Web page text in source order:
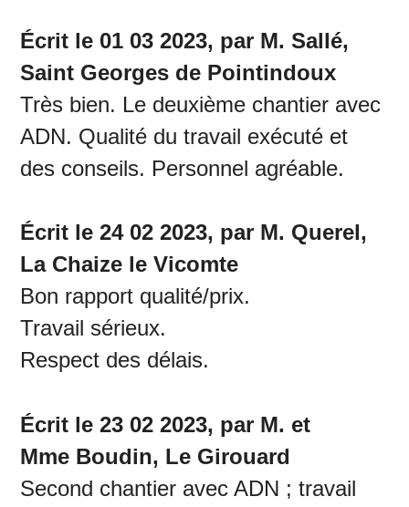
Écrit le 01 03 2023, par M. Sallé,
Saint Georges de Pointindoux
Très bien. Le deuxième chantier avec
ADN. Qualité du travail exécuté et
des conseils. Personnel agréable.
Écrit le 24 02 2023, par M. Querel,
La Chaize le Vicomte
Bon rapport qualité/prix.
Travail sérieux.
Respect des délais.
Écrit le 23 02 2023, par M. et
Mme Boudin, Le Girouard
Second chantier avec ADN ; travail